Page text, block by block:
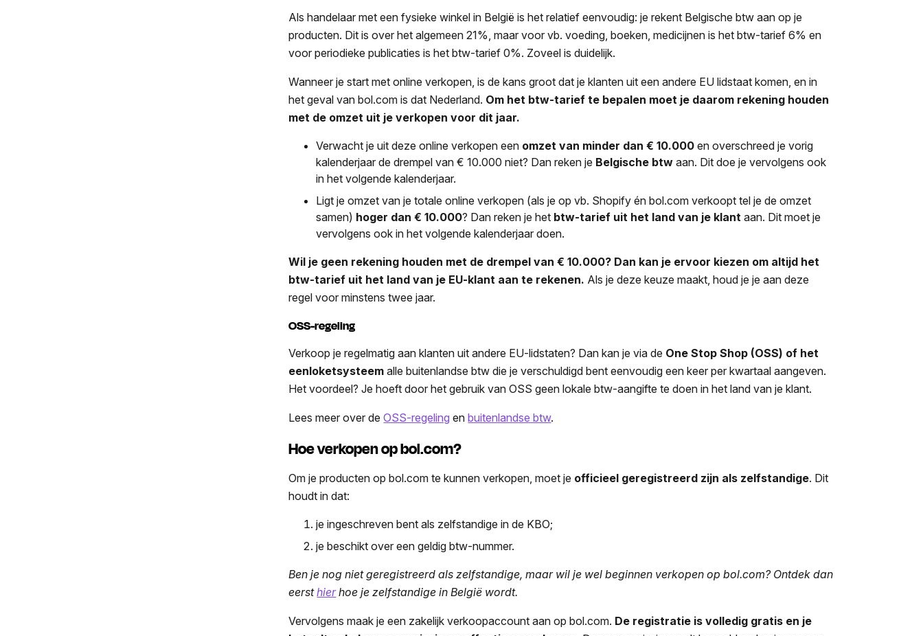
Als handelaar met een fysieke winkel in België is het relatief eenvoudig: je rekent Belgische btw aan op je
producten. Dit is over het algemeen 21%, maar voor vb. voeding, boeken, medicijnen is het btw-tarief 6% en
voor periodieke publicaties is het btw-tarief 0%. Zoveel is duidelijk.
Wanneer je start met online verkopen, is de kans groot dat je klanten uit een andere EU lidstaat komen, en in
het geval van bol.com is dat Nederland. Om het btw-tarief te bepalen moet je daarom rekening houden
met de omzet uit je verkopen voor dit jaar.
Verwacht je uit deze online verkopen een omzet van minder dan € 10.000 en overschreed je vorig
kalenderjaar de drempel van € 10.000 niet? Dan reken je Belgische btwaan. Dit doe je vervolgens ook
in het volgende kalenderjaar.
Ligt je omzet van je totale online verkopen (als je op vb. Shopify én bol.com verkoopt tel je de omzet
samen) hoger dan € 10.000? Dan reken je het btw-tarief uit het land van je klant aan. Dit moet je
vervolgens ook in het volgende kalenderjaar doen.
Wil je geen rekening houden met de drempel van € 10.000? Dan kan je ervoor kiezen om altijd het
btw-tarief uit het land van je EU-klant aan te rekenen. Als je deze keuze maakt, houd je je aan deze
regel voor minstens twee jaar.
OSS-regeling
Verkoop je regelmatig aan klanten uit andere EU-lidstaten? Dan kan je via de One Stop Shop (OSS) of het
eenloketsysteemalle buitenlandse btw die je verschuldigd bent eenvoudig een keer per kwartaal aangeven.
Het voordeel? Je hoeft door het gebruik van OSS geen lokale btw-aangifte te doen in het land van je klant.
Lees meer over deOSS-regeling enbuitenlandse btw.
Hoe verkopen op bol.com?
Om je producten op bol.com te kunnen verkopen, moet je officieel geregistreerd zijn als zelfstandige. Dit
houdt in dat:
je ingeschreven bent als zelfstandige in de KBO;
je beschikt over een geldig btw-nummer.
Ben je nog niet geregistreerd als zelfstandige, maar wil je wel beginnen verkopen op bol.com? Ontdek dan
eersthierhoe je zelfstandige in België wordt.
Vervolgens maak je een zakelijk verkoopaccount aan op bol.com. De registratie is volledig gratis en je